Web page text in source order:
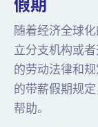
假期
随着经济全球
立分支机构或
的劳动法律和
的带薪假期规
帮助。